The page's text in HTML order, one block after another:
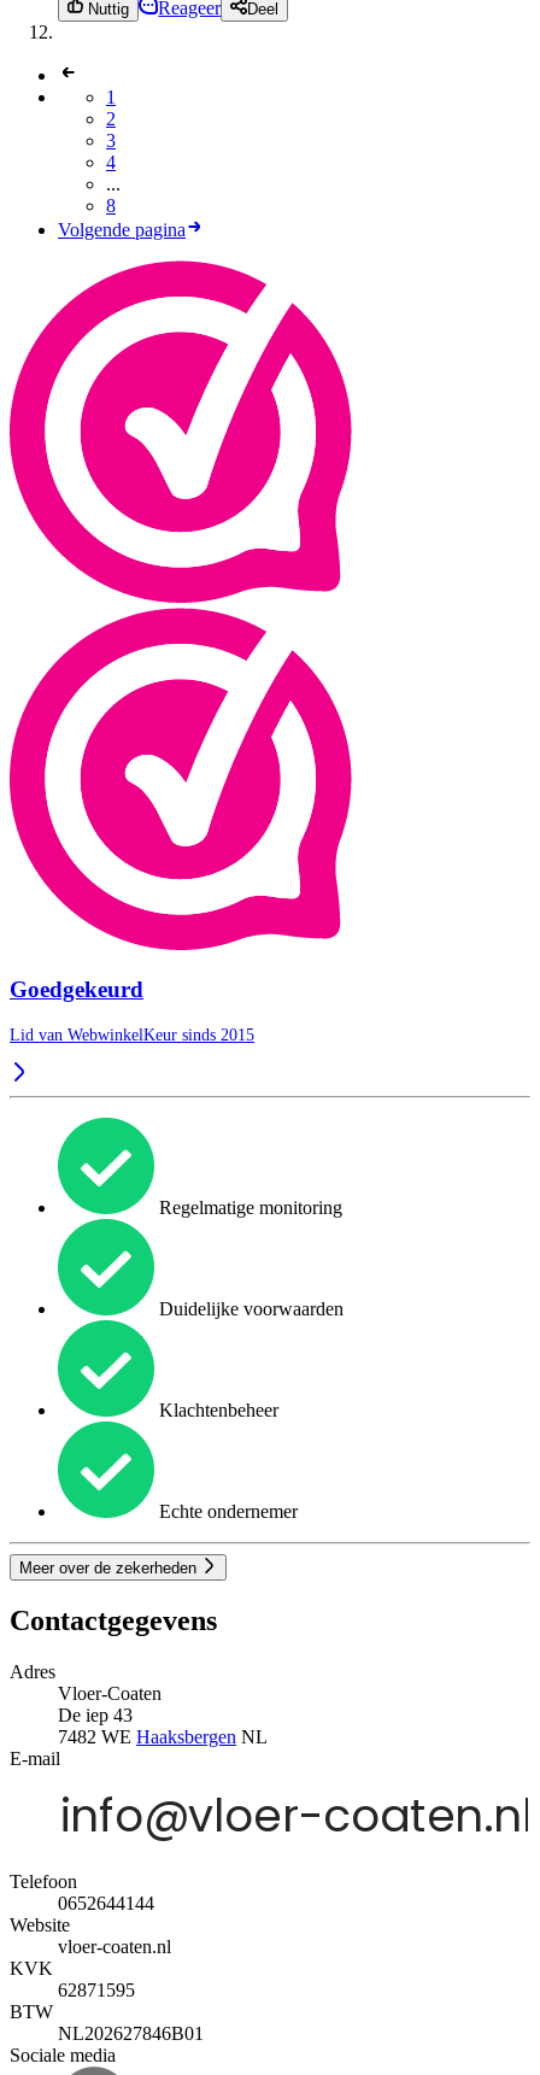
Nuttig Reageer Deel
1
2
3
4
...
8
Volgende pagina
Goedgekeurd
Lid van WebwinkelKeur sinds 2015
Regelmatige monitoring
Duidelijke voorwaarden
Klachtenbeheer
Echte ondernemer
Meer over de zekerheden
Contactgegevens
Adres
Vloer-Coaten
De iep 43
7482 WE Haaksbergen NL
E-mail
Telefoon
0652644144
Website
vloer-coaten.nl
KVK
62871595
BTW
NL202627846B01
Sociale media